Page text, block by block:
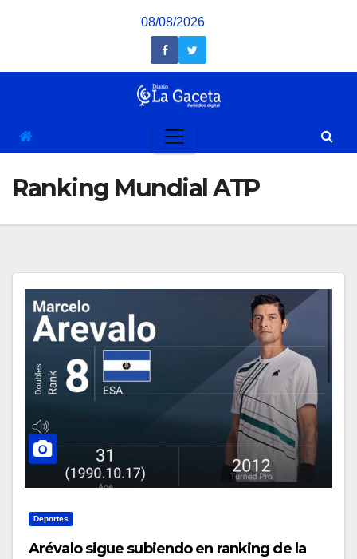
08/08/2026
Ranking Mundial ATP
Deportes
Arévalo sigue subiendo en ranking de la